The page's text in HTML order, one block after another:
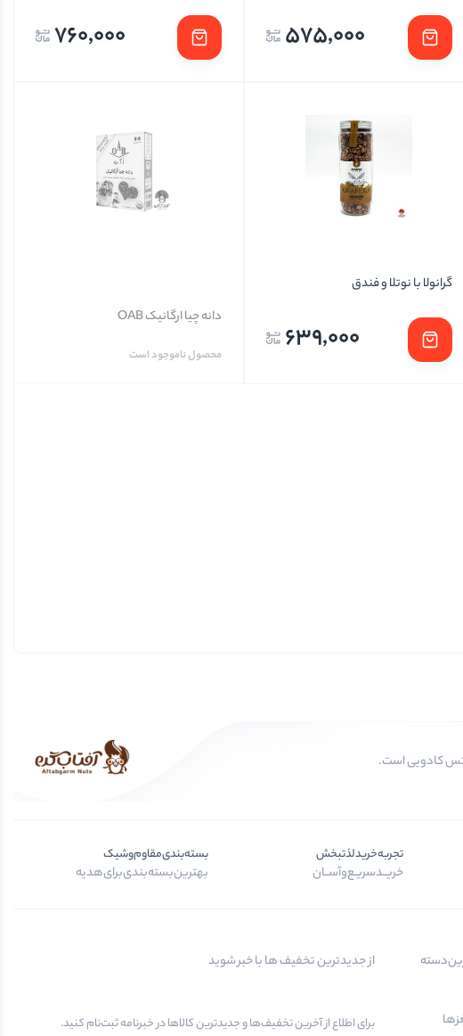
575,000
760,000
گرانولا با نوتلا و فندق
639,000
دانه چیا ارگانیک OAB
محصول ناموجود است
تجربه‌خرید‌لذتبخش
خریــد‌سریـع‌و‌آســان
بسته‌بندی‌مقاوم‌وشیک
بهترین‌بسته‌بندی‌برای‌هدیه
از جدیدترین تخفیف ها با خبر شوید
برای اطلاع از آخرین تخفیف‌ها و جدیدترین کالاها در خبرنامه ثبت‌نام کنید.